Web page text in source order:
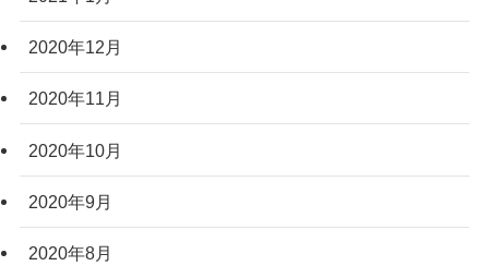
2020年12月
2020年11月
2020年10月
2020年9月
2020年8月